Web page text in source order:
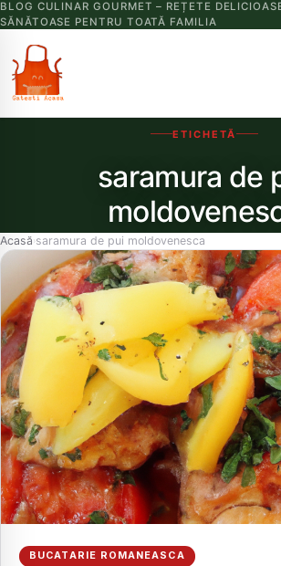
BLOG CULINAR GOURMET – REȚETE
SĂNĂTOASE PENTRU TOATĂ FAMILIA
ETICHETĂ
saramura de
Acasă›saramura de pui moldovenesca
BUCATARIE ROMANEASCA